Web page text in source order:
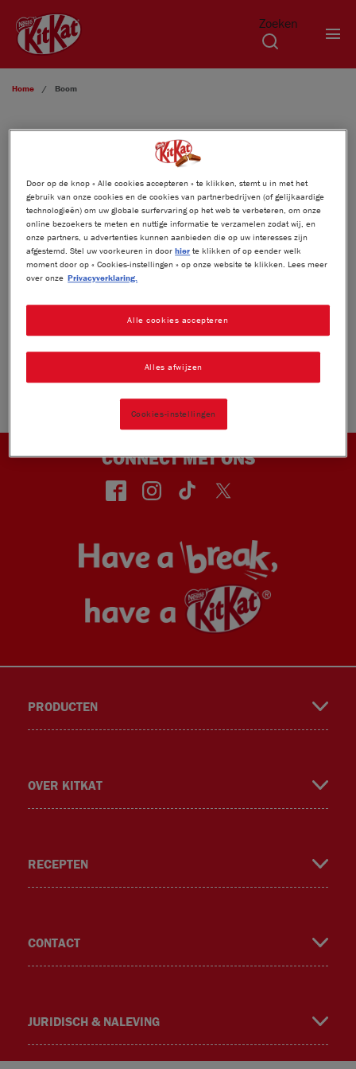
Zoeken
Home Boom
Helaas is de actieperiode verlopen en is het niet meer
mogelijk om deel te nemen.
CONNECT MET ONS
face insta TikT Twitt
PRODUCTEN
OVER KITKAT
RECEPTEN
CONTACT
JURIDISCH & NALEVING
Door op de knop « Alle cookies accepteren » te klikken, stemt u in met het
gebruik van onze cookies en de cookies van partnerbedrijven (of gelijkaardige
technologieën) om uw globale surfervaring op het web te verbeteren, om onze
online bezoekers te meten en nuttige informatie te verzamelen zodat wij, en
onze partners, u advertenties kunnen aanbieden die op uw interesses zijn
afgestemd. Stel uw voorkeuren in doorhier te klikken of op eender welk
moment door op « Cookies-instellingen » op onze website te klikken. Lees meer
over onze Privacyverklaring.
Alles afwijzen
Alle cookies accepteren
Cookies-instellingen